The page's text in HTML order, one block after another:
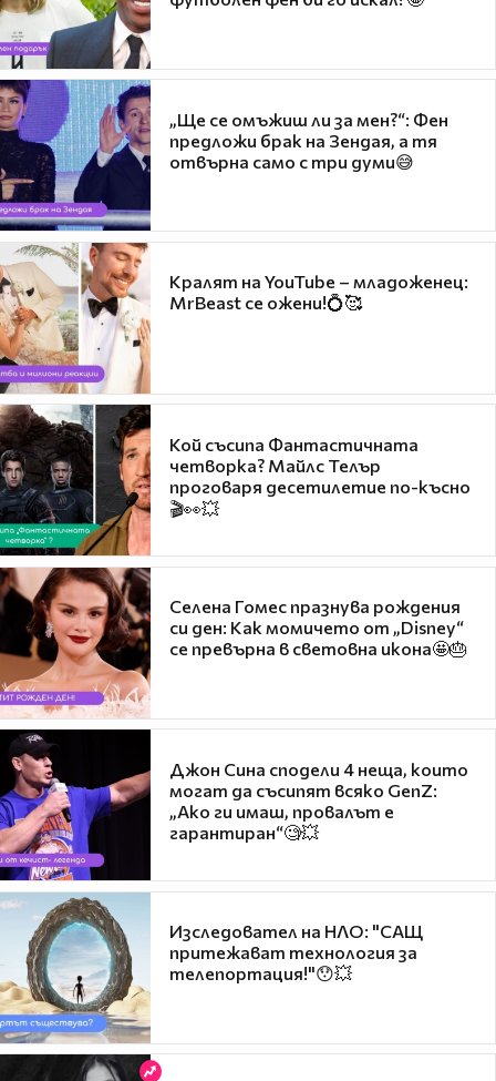
„Ще се омъжиш ли за мен?“: Фен
предложи брак на Зендая, а тя
отвърна само с три думи😅
Кралят на YouTube – младоженец:
MrBeast се ожени!💍🥰
Кой съсипа Фантастичната
четворка? Майлс Телър
проговаря десетилетие по-късно
🎬👀💥
Селена Гомес празнува рождения
си ден: Как момичето от „Disney“
се превърна в световна икона🤩🎂
Джон Сина сподели 4 неща, които
могат да съсипят всяко GenZ:
„Ако ги имаш, провалът е
гарантиран“🧐💥
Изследовател на НЛО: "САЩ
притежават технология за
телепортация!"😯💥